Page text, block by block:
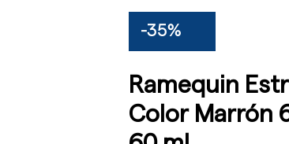
-35%
Ramequin
Color Marrón